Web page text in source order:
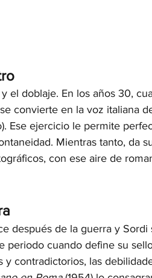
el doblaje. En los años 30,
convierte en la voz italiana
Ese ejercicio le permite
Mientras tanto, da
con ese aire de
después de la guerra y
periodo cuando define su
contradictorios, las